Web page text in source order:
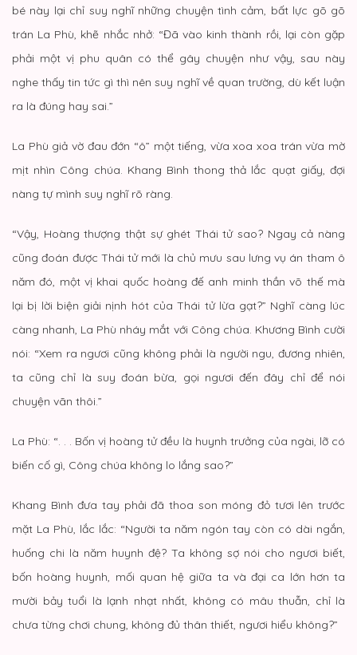
bé này lại chỉ suy nghĩ những chuyện tình cảm, bất lực gõ gõ
trán La Phù, khẽ nhắc nhở: “Đã vào kinh thành rồi, lại còn gặp
phải một vị phu quân có thể gây chuyện như vậy, sau này
nghe thấy tin tức gì thì nên suy nghĩ về quan trường, dù kết luận
ra là đúng hay sai.”
La Phù giả vờ đau đớn “ô” một tiếng, vừa xoa xoa trán vừa mờ
mịt nhìn Công chúa. Khang Bình thong thả lắc quạt giấy, đợi
nàng tự mình suy nghĩ rõ ràng.
“Vậy, Hoàng thượng thật sự ghét Thái tử sao? Ngay cả nàng
cũng đoán được Thái tử mới là chủ mưu sau lưng vụ án tham ô
năm đó, một vị khai quốc hoàng đế anh minh thần võ thế mà
lại bị lời biện giải nịnh hót của Thái tử lừa gạt?” Nghĩ càng lúc
càng nhanh, La Phù nháy mắt với Công chúa. Khương Bình cười
nói: “Xem ra ngươi cũng không phải là người ngu, đương nhiên,
ta cũng chỉ là suy đoán bừa, gọi ngươi đến đây chỉ để nói
chuyện vãn thôi.”
La Phù: “. . . Bốn vị hoàng tử đều là huynh trưởng của ngài, lỡ có
biến cố gì, Công chúa không lo lắng sao?”
Khang Bình đưa tay phải đã thoa son móng đỏ tươi lên trước
mặt La Phù, lắc lắc: “Người ta năm ngón tay còn có dài ngắn,
huống chi là năm huynh đệ? Ta không sợ nói cho ngươi biết,
bốn hoàng huynh, mối quan hệ giữa ta và đại ca lớn hơn ta
mười bảy tuổi là lạnh nhạt nhất, không có mâu thuẫn, chỉ là
chưa từng chơi chung, không đủ thân thiết, ngươi hiểu không?”